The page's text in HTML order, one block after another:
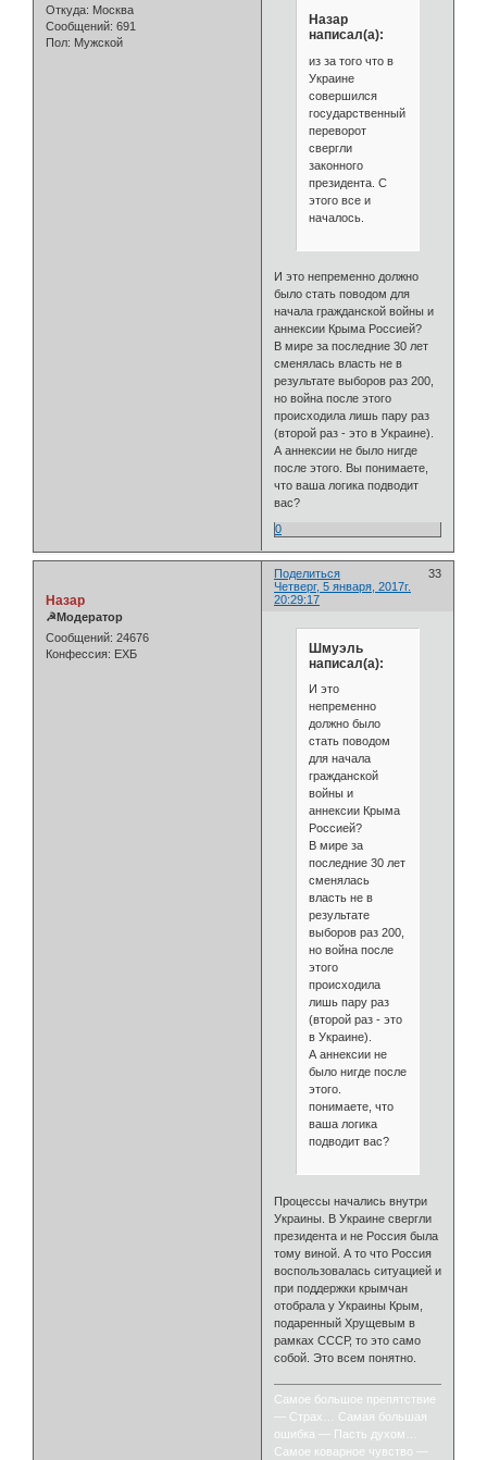
Откуда: Москва
Сообщений: 691
Пол: Мужской
Назар
написал(а):
из за того что в
Украине
совершился
государственный
переворот
свергли
законного
президента. С
этого все и
началось.
И это непременно должно
было стать поводом для
начала гражданской войны и
аннексии Крыма Россией?
В мире за последние 30 лет
сменялась власть не в
результате выборов раз 200,
но война после этого
происходила лишь пару раз
(второй раз - это в Украине).
А аннексии не было нигде
после этого. Вы понимаете,
что ваша логика подводит
вас?
0
Поделиться
33
Четверг, 5 января, 2017г.
20:29:17
Назар
☭Модератор
Сообщений: 24676
Конфессия: ЕХБ
Шмуэль
написал(а):
И это
непременно
должно было
стать поводом
для начала
гражданской
войны и
аннексии Крыма
Россией?
В мире за
последние 30 лет
сменялась
власть не в
результате
выборов раз 200,
но война после
этого
происходила
лишь пару раз
(второй раз - это
в Украине).
А аннексии не
было нигде после
этого.
понимаете, что
ваша логика
подводит вас?
Процессы начались внутри
Украины. В Украине свергли
президента и не Россия была
тому виной. А то что Россия
воспользовалась ситуацией и
при поддержки крымчан
отобрала у Украины Крым,
подаренный Хрущевым в
рамках СССР, то это само
собой. Это всем понятно.
Самое большое препятствие
— Страх… Самая большая
ошибка — Пасть духом…
Самое коварное чувство —